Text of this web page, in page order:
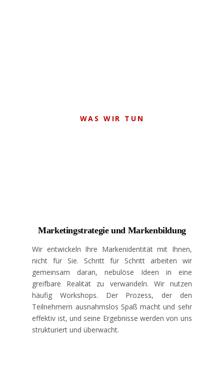
WAS WIR TUN
Marketingstrategie und Markenbildung
Wir entwickeln Ihre Markenidentität mit Ihnen,
nicht für Sie. Schritt für Schritt arbeiten wir
gemeinsam daran, nebulöse Ideen in eine
greifbare Realität zu verwandeln. Wir nutzen
häufig Workshops. Der Prozess, der den
Teilnehmern ausnahmslos Spaß macht und sehr
effektiv ist, und seine Ergebnisse werden von uns
strukturiert und überwacht.